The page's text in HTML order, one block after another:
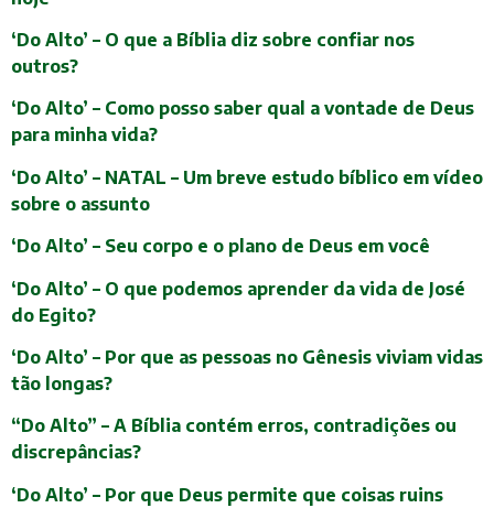
‘Do Alto’ – O que a Bíblia diz sobre confiar nos
outros?
‘Do Alto’ – Como posso saber qual a vontade de Deus
para minha vida?
‘Do Alto’ – NATAL – Um breve estudo bíblico em vídeo
sobre o assunto
‘Do Alto’ – Seu corpo e o plano de Deus em você
‘Do Alto’ – O que podemos aprender da vida de José
do Egito?
‘Do Alto’ – Por que as pessoas no Gênesis viviam vidas
tão longas?
“Do Alto” – A Bíblia contém erros, contradições ou
discrepâncias?
‘Do Alto’ – Por que Deus permite que coisas ruins